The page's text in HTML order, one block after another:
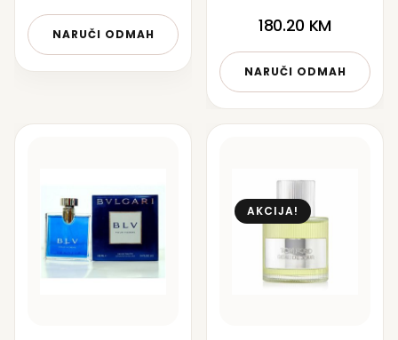
NARUČI ODMAH 180.20 KM
NARUČI ODMAH
AKCIJA!